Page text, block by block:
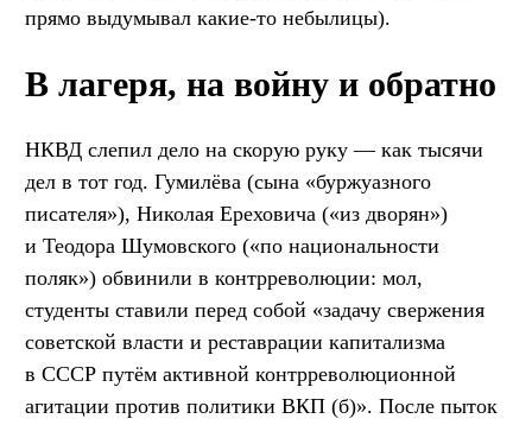
прямо выдумывал какие-то небылицы).
В лагеря, на войну и обратно
НКВД слепил дело на скорую руку — как тысячи
дел в тот год. Гумилёва (сына «буржуазного
писателя»), Николая Ереховича («из дворян»)
и Теодора Шумовского («по национальности
поляк») обвинили в контрреволюции: мол,
студенты ставили перед собой «задачу свержения
советской власти и реставрации капитализма
в СССР путём активной контрреволюционной
агитации против политики ВКП (б)». После пыток